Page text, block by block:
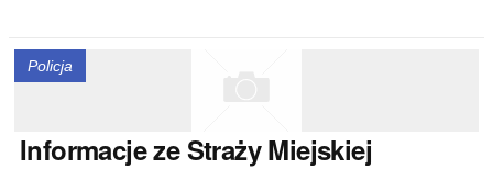
Policja
Informacjeze Straży Miejskiej